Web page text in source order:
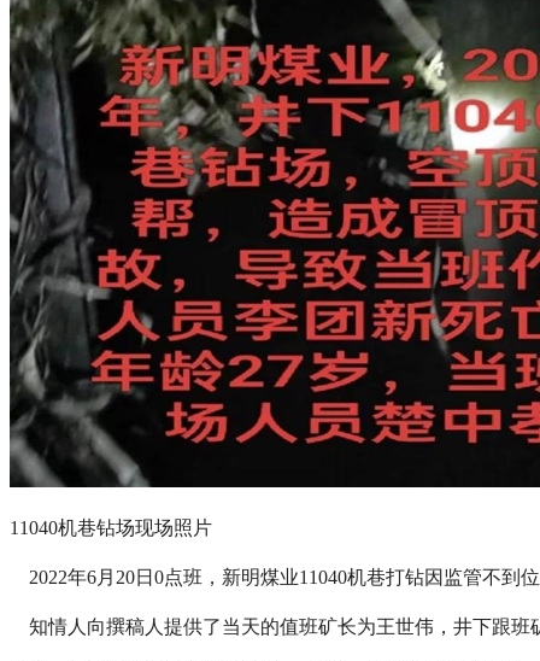
11040机巷钻场现场照片
2022年6月20日0点班，新明煤业11040机巷打钻因监管不到
知情人向撰稿人提供了当天的值班矿长为王世伟，井下跟